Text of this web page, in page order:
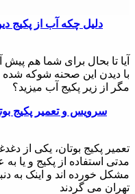
آیا تا بحال برای شما هم پیش
با دیدن این صحنه شوکه شده
مگر از زیر پکیج آب میزید؟
سرویس و تعمیر پکیج
تعمیر پکیج بوتان، یکی از
مدتی استفاده از پکیج و یا
مشکل خورده اند و اینک به
تهران می گردند